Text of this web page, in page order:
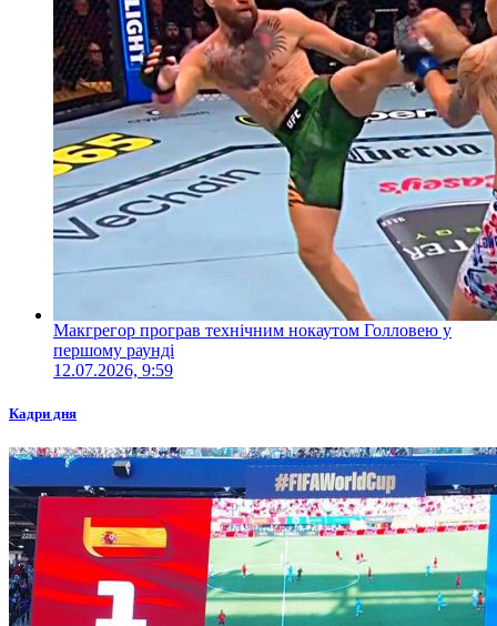
Макгрегор програв технічним нокаутом Голловею у
першому раунді
12.07.2026, 9:59
Кадри дня